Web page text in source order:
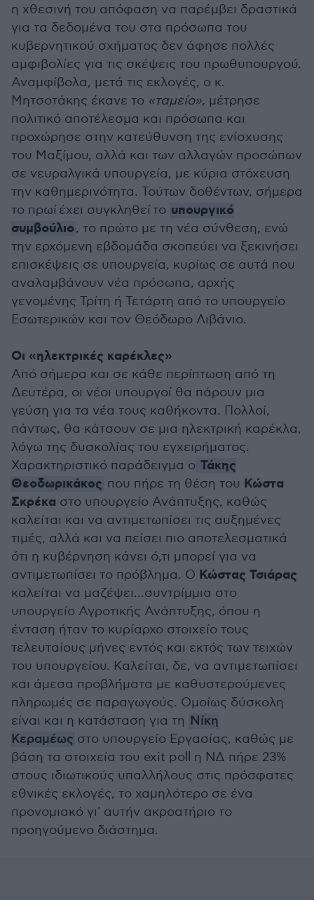
η χθεσινή του απόφαση να παρέμβει δραστικά
για τα δεδομένα του στα πρόσωπα του
κυβερνητικού σχήματος δεν άφησε πολλές
αμφιβολίες για τις σκέψεις του πρωθυπουργού.
Αναμφίβολα, μετά τις εκλογές, ο κ.
Μητσοτάκης έκανε το «ταμείο», μέτρησε
πολιτικό αποτέλεσμα και πρόσωπα και
προχώρησε στην κατεύθυνση της ενίσχυσης
του Μαξίμου, αλλά και των αλλαγών προσώπων
σε νευραλγικά υπουργεία, με κύρια στόχευση
την καθημερινότητα. Τούτων δοθέντων, σήμερα
το πρωί έχει συγκληθεί το υπουργικό
συμβούλιο, το πρώτο με τη νέα σύνθεση, ενώ
την ερχόμενη εβδομάδα σκοπεύει να ξεκινήσει
επισκέψεις σε υπουργεία, κυρίως σε αυτά που
αναλαμβάνουν νέα πρόσωπα, αρχής
γενομένης Τρίτη ή Τετάρτη από το υπουργείο
Εσωτερικών και τον Θεόδωρο Λιβάνιο.
Οι «ηλεκτρικές καρέκλες»
Από σήμερα και σε κάθε περίπτωση από τη
Δευτέρα, οι νέοι υπουργοί θα πάρουν μια
γεύση για τα νέα τους καθήκοντα. Πολλοί,
πάντως, θα κάτσουν σε μια ηλεκτρική καρέκλα,
λόγω της δυσκολίας του εγχειρήματος.
Χαρακτηριστικό παράδειγμα ο Τάκης
Θεοδωρικάκος που πήρε τη θέση του Κώστα
Σκρέκα στο υπουργείο Ανάπτυξης, καθώς
καλείται και να αντιμετωπίσει τις αυξημένες
τιμές, αλλά και να πείσει πιο αποτελεσματικά
ότι η κυβέρνηση κάνει ό,τι μπορεί για να
αντιμετωπίσει το πρόβλημα. Ο Κώστας Τσιάρας
καλείται να μαζέψει...συντρίμμια στο
υπουργείο Αγροτικής Ανάπτυξης, όπου η
ένταση ήταν το κυρίαρχο στοιχείο τους
τελευταίους μήνες εντός και εκτός των τειχών
του υπουργείου. Καλείται, δε, να αντιμετωπίσει
και άμεσα προβλήματα με καθυστερούμενες
πληρωμές σε παραγωγούς. Ομοίως δύσκολη
είναι και η κατάσταση για τη Νίκη
Κεραμέως στο υπουργείο Εργασίας, καθώς με
βάση τα στοιχεία του exit poll η ΝΔ πήρε 23%
στους ιδιωτικούς υπαλλήλους στις πρόσφατες
εθνικές εκλογές, το χαμηλότερο σε ένα
προνομιακό γι' αυτήν ακροατήριο το
προηγούμενο διάστημα.